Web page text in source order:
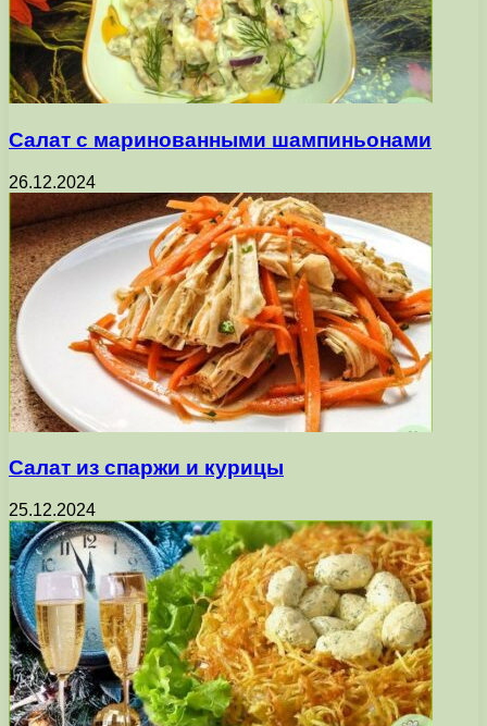
Салат с маринованными шампиньонами
26.12.2024
Салат из спаржи и курицы
25.12.2024